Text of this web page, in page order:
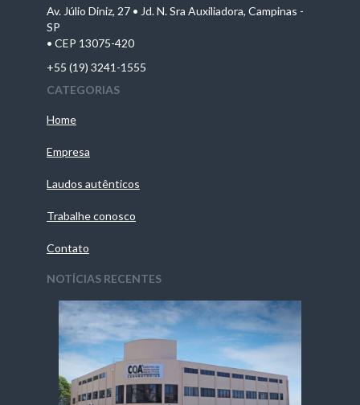
Av. Júlio Diniz, 27 • Jd. N. Sra Auxiliadora, Campinas -
SP
• CEP 13075-420
+55 (19) 3241-1555
CATEGORIAS
Home
Empresa
Laudos autênticos
Trabalhe conosco
Contato
NOTÍCIAS RECENTES